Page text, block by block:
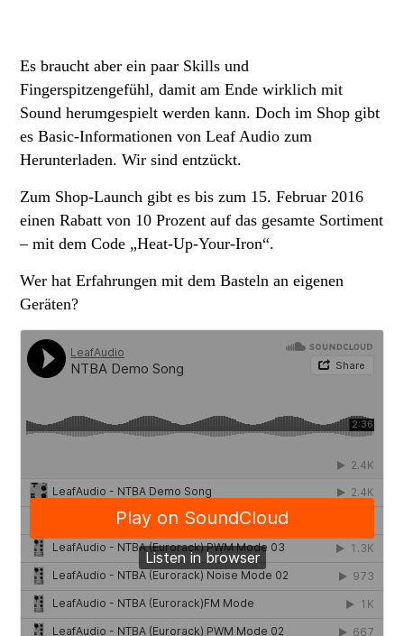
Es braucht aber ein paar Skills und
Fingerspitzengefühl, damit am Ende wirklich mit
Sound herumgespielt werden kann. Doch im Shop gibt
es Basic-Informationen von Leaf Audio zum
Herunterladen. Wir sind entzückt.
Zum Shop-Launch gibt es bis zum 15. Februar 2016
einen Rabatt von 10 Prozent auf das gesamte Sortiment
– mit dem Code „Heat-Up-Your-Iron“.
Wer hat Erfahrungen mit dem Basteln an eigenen
Geräten?